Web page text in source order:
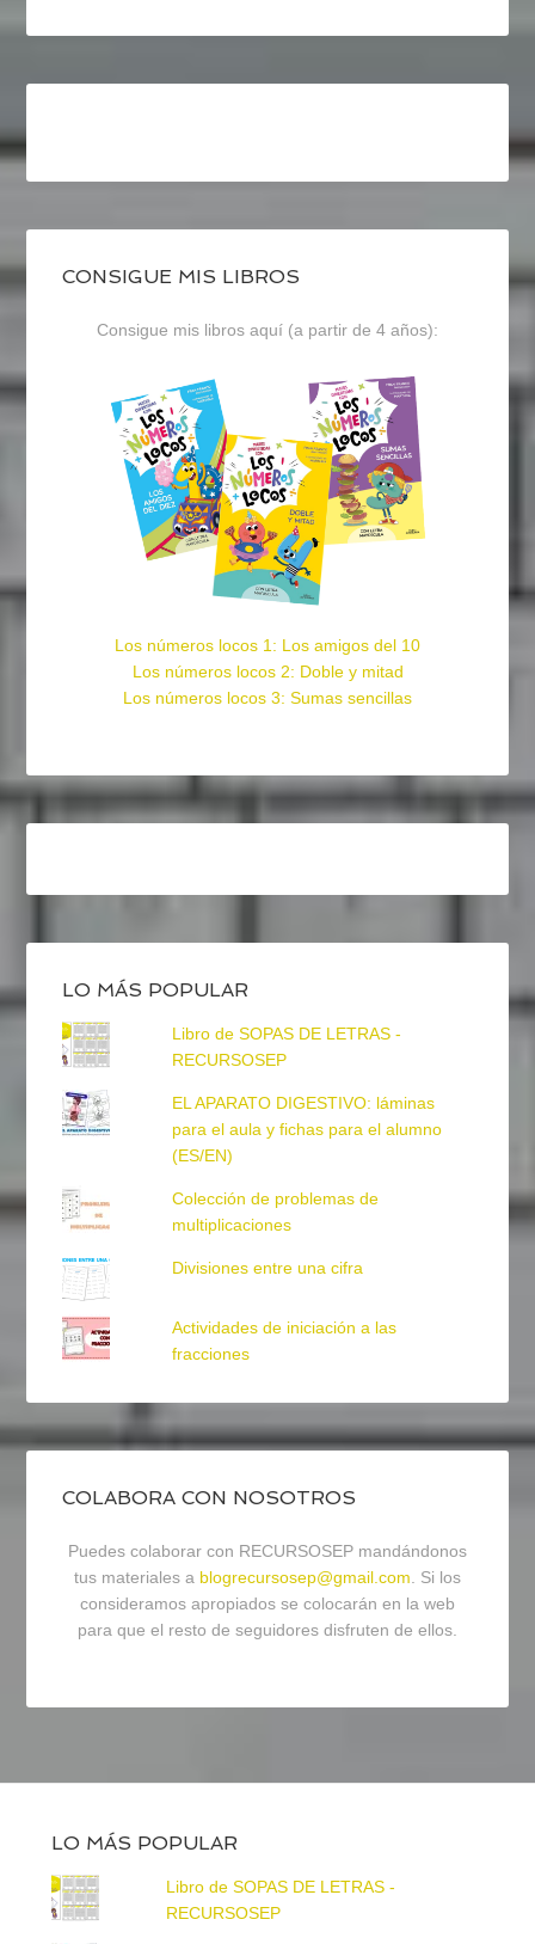
CONSIGUE MIS LIBROS
Consigue mis libros aquí (a partir de 4 años):
Los números locos 1: Los amigos del 10
Los números locos 2: Doble y mitad
Los números locos 3: Sumas sencillas
LO MÁS POPULAR
Libro de SOPAS DE LETRAS -
RECURSOSEP
EL APARATO DIGESTIVO: láminas
para el aula y fichas para el alumno
(ES/EN)
Colección de problemas de
multiplicaciones
Divisiones entre una cifra
Actividades de iniciación a las
fracciones
COLABORA CON NOSOTROS
Puedes colaborar con RECURSOSEP mandándonos
tus materiales a blogrecursosep@gmail.com. Si los
consideramos apropiados se colocarán en la web
para que el resto de seguidores disfruten de ellos.
LO MÁS POPULAR
Libro de SOPAS DE LETRAS -
RECURSOSEP